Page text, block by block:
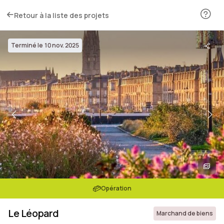
Retour à la liste des projets
Terminé le 10 nov. 2025
Opération
Le Léopard Marchand de biens